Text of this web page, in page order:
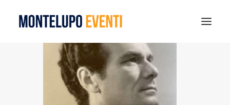
CÈRAMICA – MOSTRA MERCATO 2026
MONTELUPO SPORT DAYS 2026